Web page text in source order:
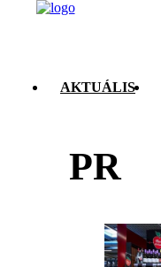
AKTUÁLIS
PR